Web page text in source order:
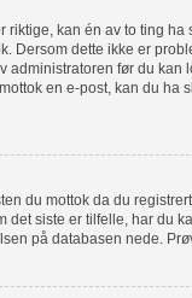
kan én av to ting
dette ikke er
før du
en e-post, kan du
du mottok da du
siste er tilfelle, har du
på databasen nede.